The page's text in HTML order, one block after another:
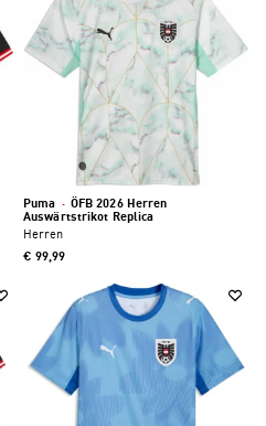
Puma · ÖFB 2026 Herren
Auswärtstrikot Replica
Herren
€ 99,99